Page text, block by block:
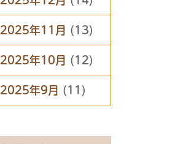
2025年11月 (13)
2025年10月 (12)
2025年9月 (11)